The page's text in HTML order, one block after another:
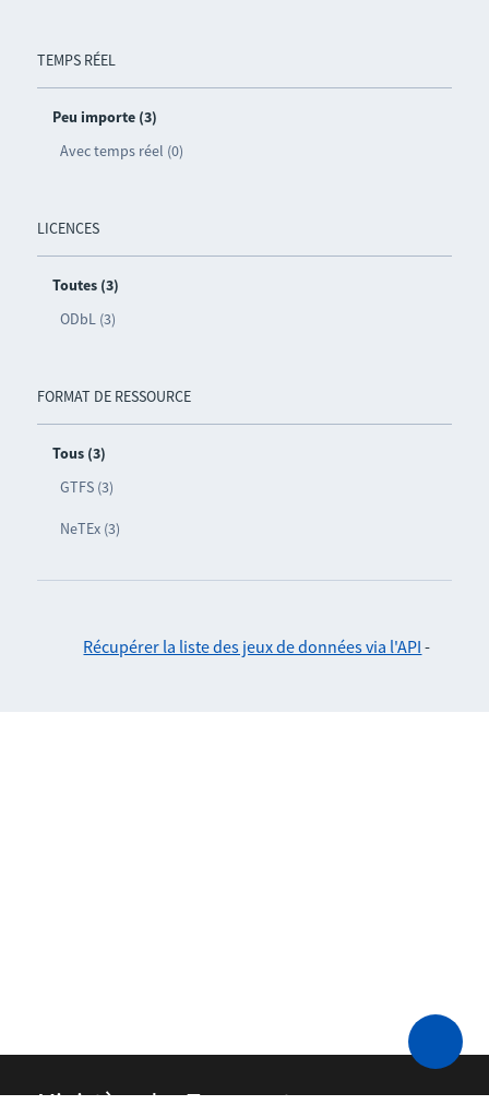
TEMPS RÉEL
Peu importe (3)
Avec temps réel (0)
LICENCES
Toutes (3)
ODbL (3)
FORMAT DE RESSOURCE
Tous (3)
GTFS (3)
NeTEx (3)
Récupérer la liste des jeux de données via l'API -
Ministère des Transports